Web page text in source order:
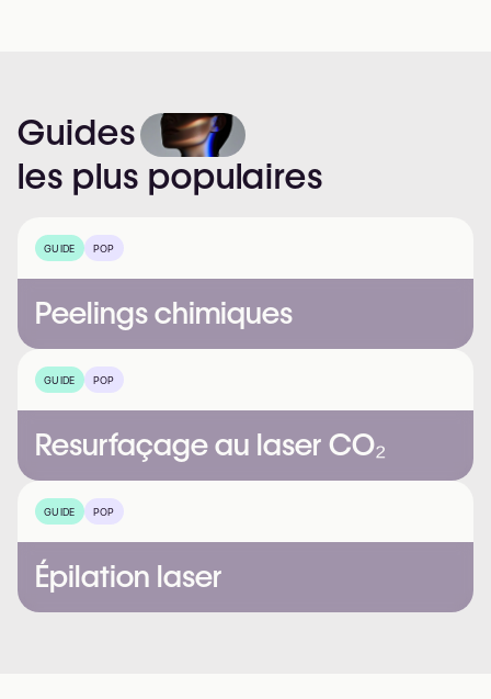
Guides
les plus populaires
GUIDE POP
Peelings chimiques
GUIDE POP
Resurfaçage au laser CO₂
GUIDE POP
Épilation laser